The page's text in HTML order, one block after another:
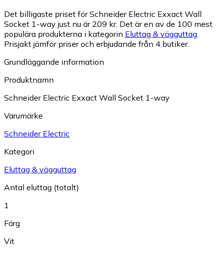
Det billigaste priset för Schneider Electric Exxact Wall
Socket 1-way just nu är 209 kr. Det är en av de 100 mest
populära produkterna i kategorin Eluttag & vägguttag.
Prisjakt jämför priser och erbjudande från 4 butiker.
Grundläggande information
Produktnamn
Schneider Electric Exxact Wall Socket 1-way
Varumärke
Schneider Electric
Kategori
Eluttag & vägguttag
Antal eluttag (totalt)
1
Färg
Vit